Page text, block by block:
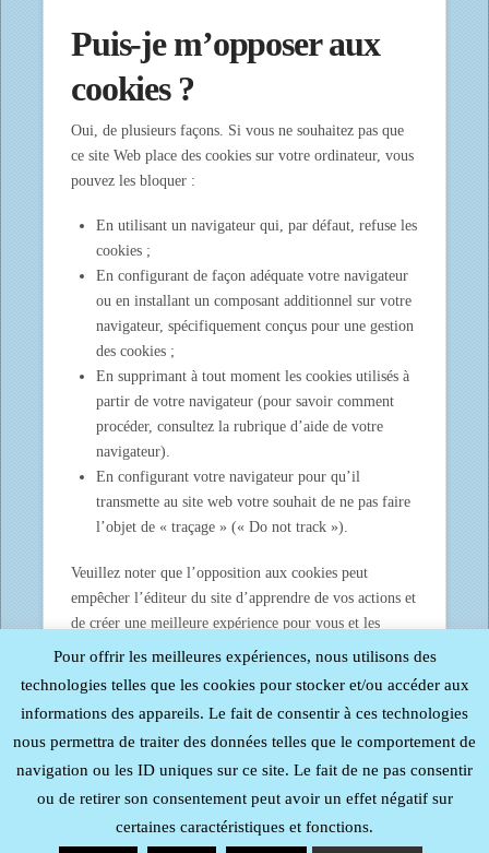
Puis-je m’opposer aux
cookies ?
Oui, de plusieurs façons. Si vous ne souhaitez pas que
ce site Web place des cookies sur votre ordinateur, vous
pouvez les bloquer :
En utilisant un navigateur qui, par défaut, refuse les
cookies ;
En configurant de façon adéquate votre navigateur
ou en installant un composant additionnel sur votre
navigateur, spécifiquement conçus pour une gestion
des cookies ;
En supprimant à tout moment les cookies utilisés à
partir de votre navigateur (pour savoir comment
procéder, consultez la rubrique d’aide de votre
navigateur).
En configurant votre navigateur pour qu’il
transmette au site web votre souhait de ne pas faire
l’objet de « traçage » (« Do not track »).
Veuillez noter que l’opposition aux cookies peut
empêcher l’éditeur du site d’apprendre de vos actions et
de créer une meilleure expérience pour vous et les
autres utilisateurs.
Nous attirons votre attention sur le fait que si vous
utilisez différents terminaux pour accéder à notre site
(smartphone, tablette, ordinateur etc.), le paramétrage
de vos préférences doit être effectué sur chacun d’eux.
Pour offrir les meilleures expériences, nous utilisons des
technologies telles que les cookies pour stocker et/ou accéder aux
informations des appareils. Le fait de consentir à ces technologies
nous permettra de traiter des données telles que le comportement de
navigation ou les ID uniques sur ce site. Le fait de ne pas consentir
ou de retirer son consentement peut avoir un effet négatif sur
certaines caractéristiques et fonctions.